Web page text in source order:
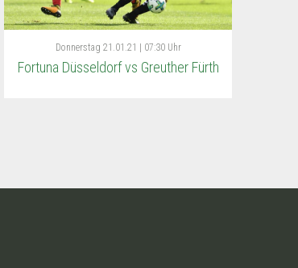
Donnerstag 21.01.21 | 07:30 Uhr
Fortuna Düsseldorf vs Greuther Fürth